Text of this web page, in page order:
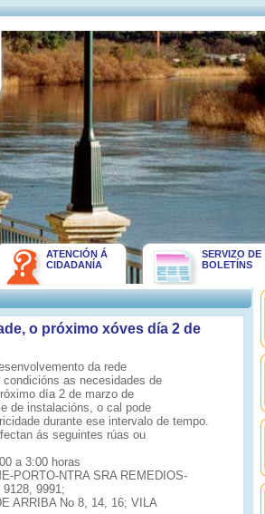
ATENCIÓN Á
CIDADANÍA
SERVIZO DE
BOLETÍNS
o próximo xóves día 2 de
da rede
as necesidades de
día 2 de marzo de
de instalacións, o cal pode
durante ese intervalo de tempo.
ás seguintes rúas ou
a 3:00 horas
PORTO-NTRA SRA REMEDIOS-
9991;
ARRIBA No 8, 14, 16; VILA